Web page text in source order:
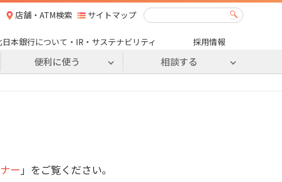
店舗・ATM検索 サイトマップ
便利に使う 相談する
日本銀行について・IR・サステナビリティ 採用情報
ー 」をご覧ください。